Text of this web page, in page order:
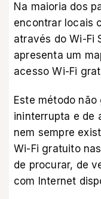
Na maioria dos
encontrar locais
através do Wi-Fi
apresenta um
acesso Wi-Fi
Este método
ininterrupta e de
nem sempre
Wi-Fi gratuito
de procurar, de
com Internet